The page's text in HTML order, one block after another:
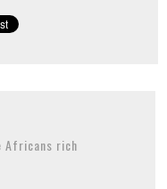
Africans rich